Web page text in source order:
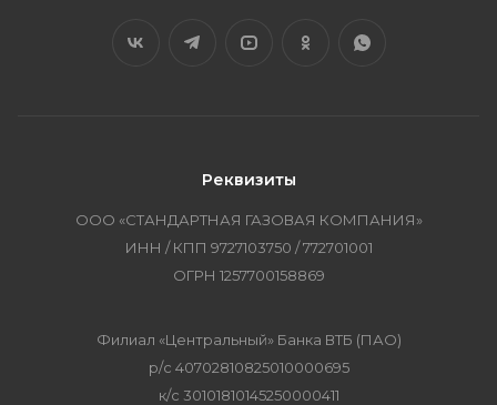
Реквизиты
ООО «СТАНДАРТНАЯ ГАЗОВАЯ КОМПАНИЯ»
ИНН / КПП 9727103750 / 772701001
ОГРН 1257700158869
Филиал «Центральный» Банка ВТБ (ПАО)
р/с 40702810825010000695
к/с 30101810145250000411